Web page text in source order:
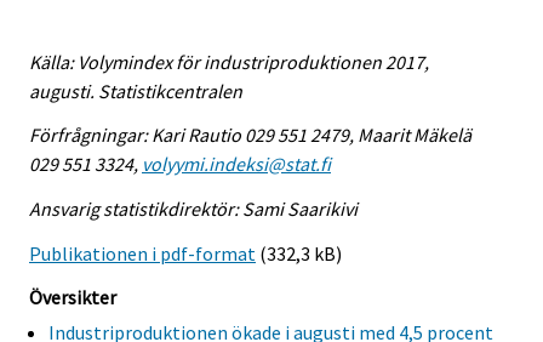
Källa: Volymindex för industriproduktionen 2017,
augusti. Statistikcentralen
Förfrågningar: Kari Rautio 029 551 2479, Maarit Mäkelä
029 551 3324, volyymi.indeksi@stat.fi
Ansvarig statistikdirektör: Sami Saarikivi
Publikationen i pdf-format (332,3 kB)
Översikter
Industriproduktionen ökade i augusti med 4,5 procent